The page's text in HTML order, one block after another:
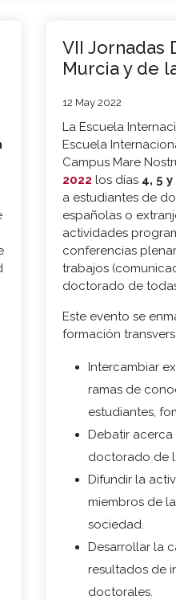
VII Jornadas
Murcia y de
12 May 2022
La Escuela
Escuela
Campus Mare
2022 los días 4, 5
a estudiantes de
españolas o
actividades
conferencias
trabajos
doctorado de
Este evento se
formación
Intercambiar
ramas de
estudiantes,
Debatir
doctorado de
Difundir la
miembros de
sociedad.
Desarrollar la
resultados de
doctorales.